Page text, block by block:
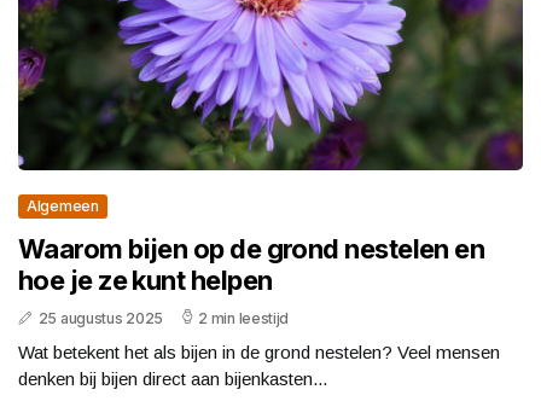
Algemeen
Waarom bijen op de grond nestelen en
hoe je ze kunt helpen
25 augustus 2025 2 min leestijd
Wat betekent het als bijen in de grond nestelen? Veel mensen
denken bij bijen direct aan bijenkasten...